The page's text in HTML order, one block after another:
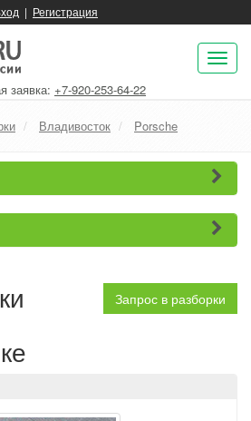
| Регистрация
заявка: +7-920-253-64-22
Владивосток Porsche
Запрос в разборки